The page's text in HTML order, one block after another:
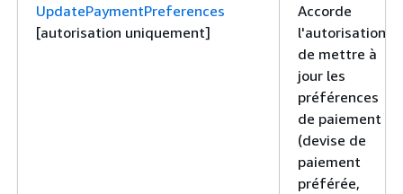
UpdatePaymentPreferences
[autorisation uniquement]
Accorde
l'autorisation
de mettre à
jour les
préférences
de paiement
(devise de
paiement
préférée,